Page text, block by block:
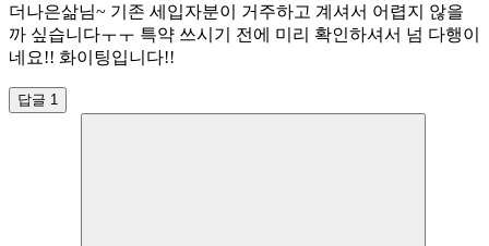
더나은삶님~ 기존 세입자분이 거주하고 계셔서 어렵지 않을
까 싶습니다ㅜㅜ 특약 쓰시기 전에 미리 확인하셔서 넘 다행이
네요!! 화이팅입니다!!
답글 1